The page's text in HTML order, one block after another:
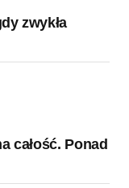
zwykła
całość. Ponad